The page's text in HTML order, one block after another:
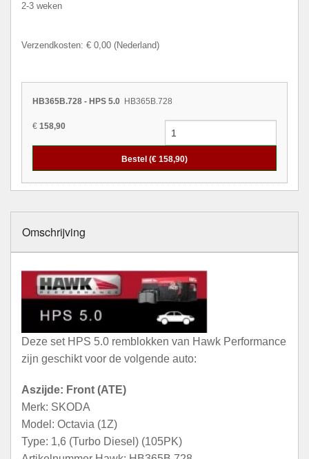
2-3 weken
Verzendkosten: € 0,00 (Nederland)
HB365B.728 - HPS 5.0 HB365B.728
€ 158,90
Bestel (€ 158,90)
Omschrijving
Deze set HPS 5.0 remblokken van Hawk Performance
zijn geschikt voor de volgende auto:
Aszijde: Front (ATE)
Merk: SKODA
Model: Octavia (1Z)
Type: 1,6 (Turbo Diesel) (105PK)